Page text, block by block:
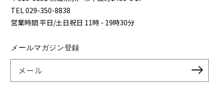
TEL 029-350-8838
営業時間 平⽇/⼟⽇祝⽇ 11時 - 19時30分
メールマガジン登録
メール